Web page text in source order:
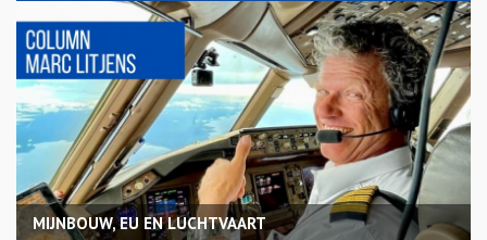
MIJNBOUW, EU EN LUCHTVAART